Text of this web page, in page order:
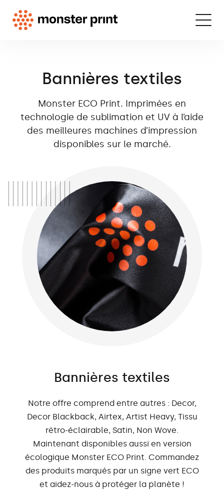
Bannières textiles
Monster ECO Print. Imprimées en
technologie de sublimation et UV à l’aide
des meilleures machines d’impression
disponibles sur le marché.
Bannières textiles
Notre offre comprend entre autres : Decor,
Decor Blackback, Airtex, Artist Heavy, Tissu
rétro-éclairable, Satin, Non Wove.
Maintenant disponibles aussi en version
écologique Monster ECO Print. Commandez
des produits marqués par un signe vert ECO
et aidez-nous à protéger la planète !